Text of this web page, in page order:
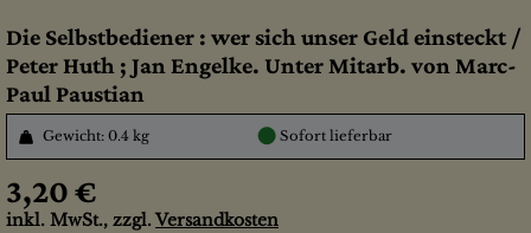
Die Selbstbediener : wer sich unser Geld einsteckt /
Peter Huth ; Jan Engelke. Unter Mitarb. von Marc-
Paul Paustian
Gewicht: 0.4 kg ● Sofort lieferbar
3,20 €
inkl. MwSt., zzgl. Versandkosten